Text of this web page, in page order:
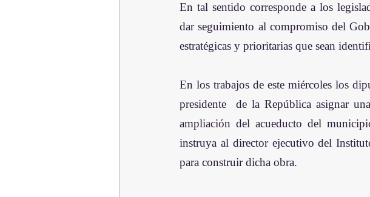
En tal sentido corresponde a los
dar seguimiento al compromiso del
estratégicas y prioritarias que sean
En los trabajos de este miércoles los
presidente  de la República asignar
ampliación del acueducto del
instruya al director ejecutivo del
para construir dicha obra.